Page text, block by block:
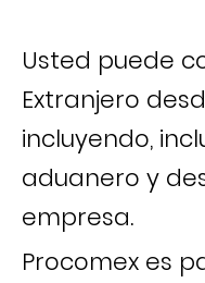
Usted puede
Extranjero
incluyendo,
aduanero y
empresa.
Procomex es